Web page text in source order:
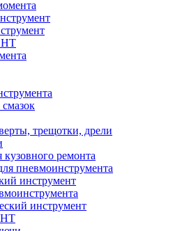
трещотки, дрели
ремонта
пневмоинструмента
инструмент
инструмент